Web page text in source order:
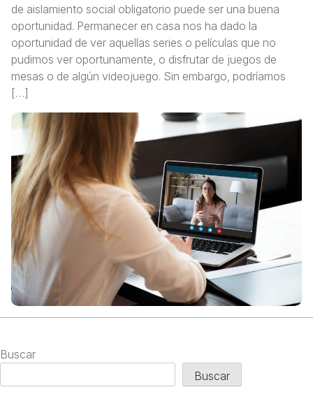
de aislamiento social obligatorio puede ser una buena
oportunidad. Permanecer en casa nos ha dado la
oportunidad de ver aquellas series o películas que no
pudimos ver oportunamente, o disfrutar de juegos de
mesas o de algún videojuego. Sin embargo, podríamos
[…]
Buscar
Buscar